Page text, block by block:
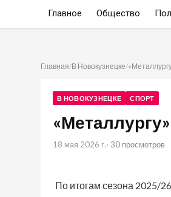
Главное Общество
Главная/В Новокузнецке/
В НОВОКУЗНЕЦКЕ СПОРТ
18 мая 2026 г.· 30 просмотров
По итогам сезона 2025/